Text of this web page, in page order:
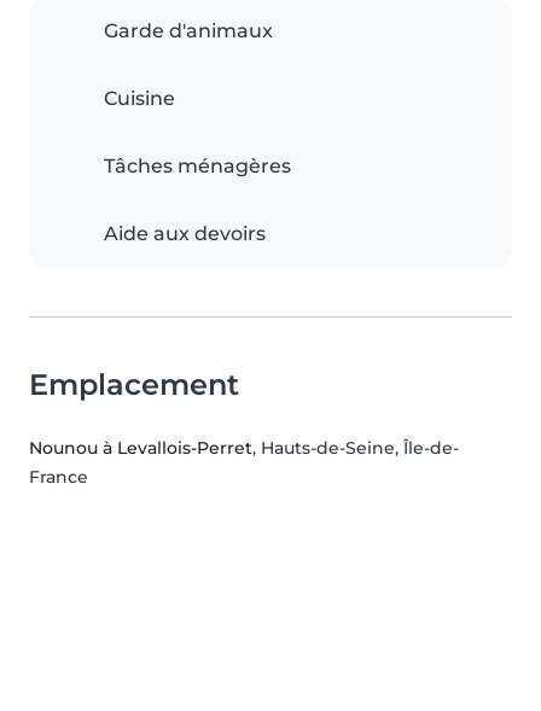
Garde d'animaux
Cuisine
Tâches ménagères
Aide aux devoirs
Emplacement
Nounou à Levallois-Perret, Hauts-de-Seine, Île-de-
France